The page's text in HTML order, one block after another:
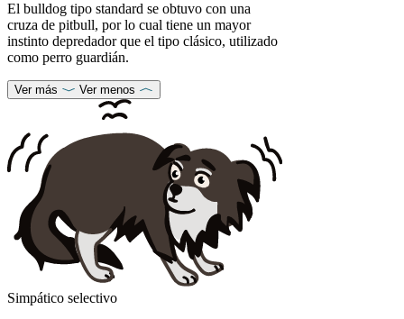
El bulldog tipo standard se obtuvo con una
cruza de pitbull, por lo cual tiene un mayor
instinto depredador que el tipo clásico, utilizado
como perro guardián.
Ver más Ver menos
Simpático selectivo